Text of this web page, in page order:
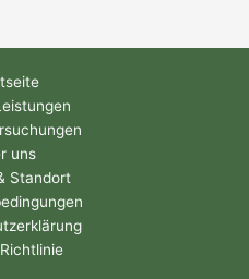
– darunter jährliche
und Herz-Kreislauf-
Tests
zur sexuellen Gesundheit
Mitarbeitende.
up-Pakete